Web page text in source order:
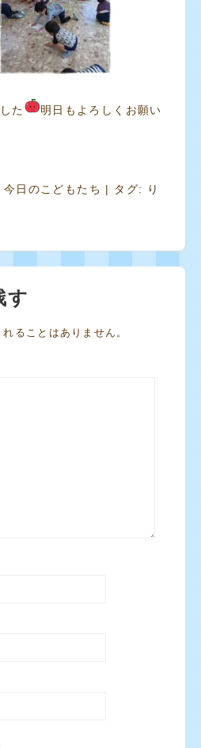
た
明日もよろしくお願い
今日のこどもたち | タグ:
り
す
ることはありません。